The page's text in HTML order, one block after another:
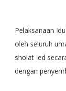
Pelaksanaan
oleh seluruh
sholat Ied
dengan